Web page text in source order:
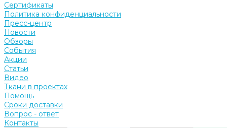
Сертификаты
Политика конфиденциальности
Пресс-центр
Новости
Обзоры
События
Акции
Статьи
Видео
Ткани в проектах
Помощь
Сроки доставки
Вопрос - ответ
Контакты